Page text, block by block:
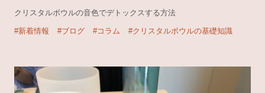
クリスタルボウルの音色でデトックスする方法
#新着情報 #ブログ #コラム #クリスタルボウルの基礎知識